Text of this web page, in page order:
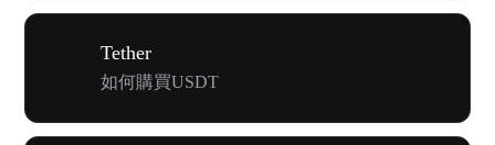
Tether
如何購買USDT